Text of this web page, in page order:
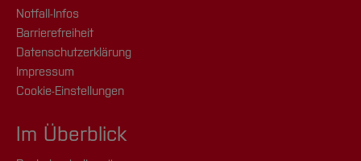
Notfall-Infos
Barrierefreiheit
Datenschutzerklärung
Impressum
Cookie-Einstellungen
Im Überblick